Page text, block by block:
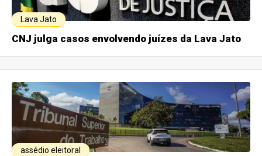
Lava Jato
CNJ julga casos envolvendo juízes da Lava Jato
assédio eleitoral